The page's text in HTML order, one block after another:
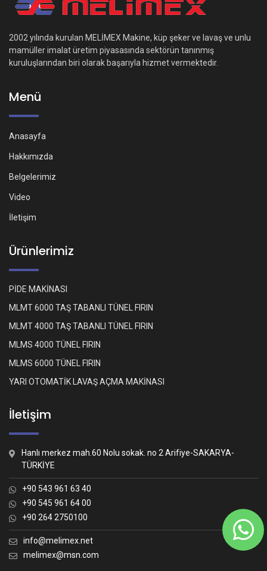
2002 yılında kurulan MELİMEX Makine, küp şeker ve lavaş ve unlu
mamüller imalat üretim piyasasında sektörün tanınmış
kuruluşlarından biri olarak başarıyla hizmet vermektedir.
Menü
Anasayfa
Hakkımızda
Belgelerimiz
Video
İletişim
Ürünlerimiz
PİDE MAKİNASI
MLMT 6000 TAŞ TABANLI TÜNEL FIRIN
MLMT 4000 TAŞ TABANLI TÜNEL FIRIN
MLMS 4000 TÜNEL FIRIN
MLMS 6000 TÜNEL FIRIN
YARI OTOMATİK LAVAŞ AÇMA MAKİNASI
İletişim
Hanlı merkez mah.60 Nolu sokak. no 2 Arifiye-SAKARYA-
TÜRKİYE
+90 543 961 63 40
+90 545 961 64 00
+90 264 2750100
info@melimex.net
melimex@msn.com
Nasıl yardımcı olabiliriz?